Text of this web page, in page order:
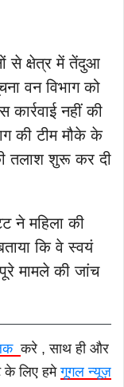
से क्षेत्र में तेंदुआ
वन विभाग को
नहीं की
की टीम मौके के
तलाश शुरू कर दी
ने महिला की
कि वे स्वयं
मामले की जांच
करे , साथ ही और
के लिए हमेगूगल न्यूज़